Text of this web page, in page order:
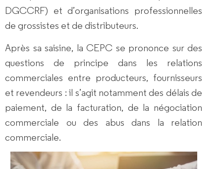
DGCCRF) et d’organisations professionnelles
de grossistes et de distributeurs.
Après sa saisine, la CEPC se prononce sur des
questions de principe dans les relations
commerciales entre producteurs, fournisseurs
et revendeurs : il s’agit notamment des délais de
paiement, de la facturation, de la négociation
commerciale ou des abus dans la relation
commerciale.